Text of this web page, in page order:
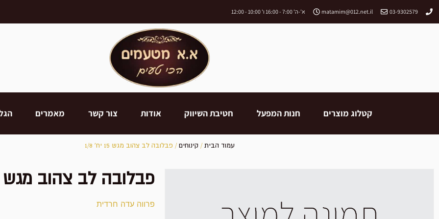
03-9302579
matamim@012.net.il א'-ה' 7:00 - 16:00 ו' 10:00 - 12:00
קטלוג מוצרים חנות המפעל חטיבת השיווק אודות צור קשר מאמרים
עמוד הבית/ קינוחים/ פבלובה לב צהוב מגש 15 יח' 1/8
פבלובה לב צהוב מגש 15 יח' 1/
פרווה עדה חרדית